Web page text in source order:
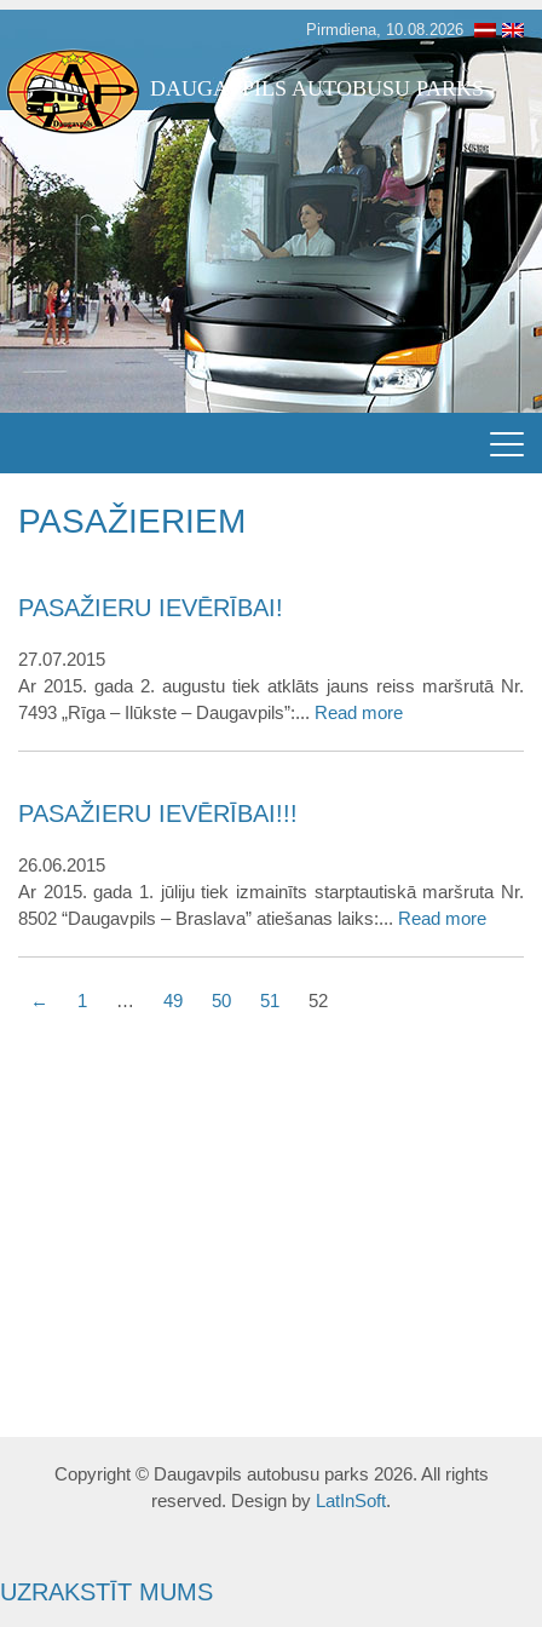
Pirmdiena, 10.08.2026
DAUGAVPILS AUTOBUSU PARKS
PASAŽIERIEM
PASAŽIERU IEVĒRĪBAI!
27.07.2015
Ar 2015. gada 2. augustu tiek atklāts jauns reiss maršrutā Nr.
7493 „Rīga – Ilūkste – Daugavpils”:... Read more
PASAŽIERU IEVĒRĪBAI!!!
26.06.2015
Ar 2015. gada 1. jūliju tiek izmainīts starptautiskā maršruta Nr.
8502 “Daugavpils – Braslava” atiešanas laiks:... Read more
← 1 … 49 50 51 52
Copyright © Daugavpils autobusu parks 2026. All rights
reserved. Design by LatInSoft.
UZRAKSTĪT MUMS